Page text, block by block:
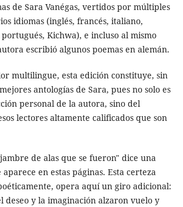
de Sara Vanégas, vertidos por múltiples
idiomas (inglés, francés, italiano,
Kichwa), e incluso al mismo
escribió algunos poemas en alemán.
multilingue, esta edición constituye, sin
antologías de Sara, pues no solo es
personal de la autora, sino del
lectores altamente calificados que son
de alas que se fueron" dice una
en estas páginas. Esta certeza
opera aquí un giro adicional:
deseo y la imaginación alzaron vuelo y